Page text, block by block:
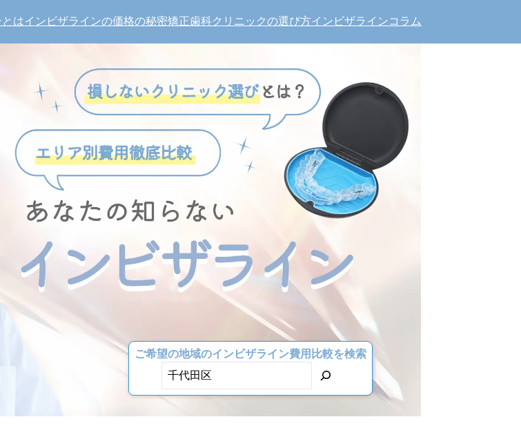
はインビザラインの価格の秘密矯正歯科クリニックの選び方インビザラインコラム
ご希望の地域のインビザライン費用比較を検索